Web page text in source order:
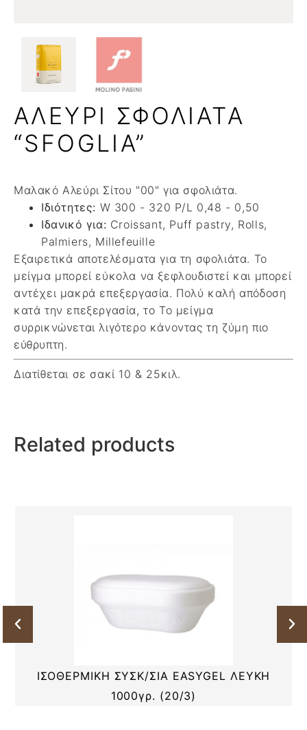
ΑΛΕΥΡΙ ΣΦΟΛΙΑΤΑ
“SFOGLIA”
Μαλακό Αλεύρι Σίτου "00" για σφολιάτα.
Ιδιότητες: W 300 - 320 P/L 0,48 - 0,50
Ιδανικό για: Croissant, Puff pastry, Rolls,
Palmiers, Millefeuille
Εξαιρετικά αποτελέσματα για τη σφολιάτα. Το
μείγμα μπορεί εύκολα να ξεφλουδιστεί και μπορεί
αντέχει μακρά επεξεργασία. Πολύ καλή απόδοση
κατά την επεξεργασία, το Το μείγμα
συρρικνώνεται λιγότερο κάνοντας τη ζύμη πιο
εύθρυπτη.
Διατίθεται σε σακί 10 & 25κιλ.
Related products
ΙΣΟΘΕΡΜΙΚΗ ΣΥΣΚ/ΣΙΑ EASYGEL ΛΕΥΚΗ
1000γρ. (20/3)